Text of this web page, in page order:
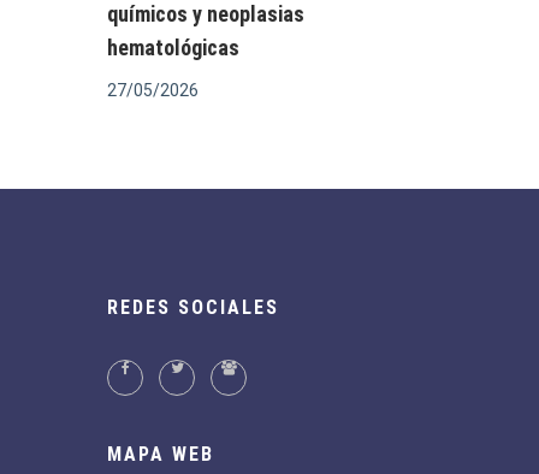
químicos y neoplasias
hematológicas
27/05/2026
REDES SOCIALES
MAPA WEB